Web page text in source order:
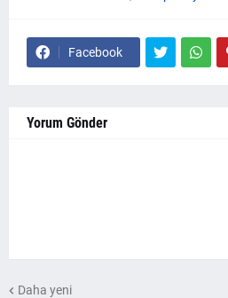
Facebook
Yorum Gönder
Daha yeni